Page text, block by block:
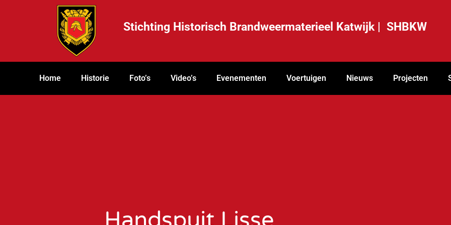
Stichting Historisch Brandweermaterieel Katwijk | SHBKW
Home Historie Foto’s Video’s Evenementen Voertuigen Nieuws Projecten